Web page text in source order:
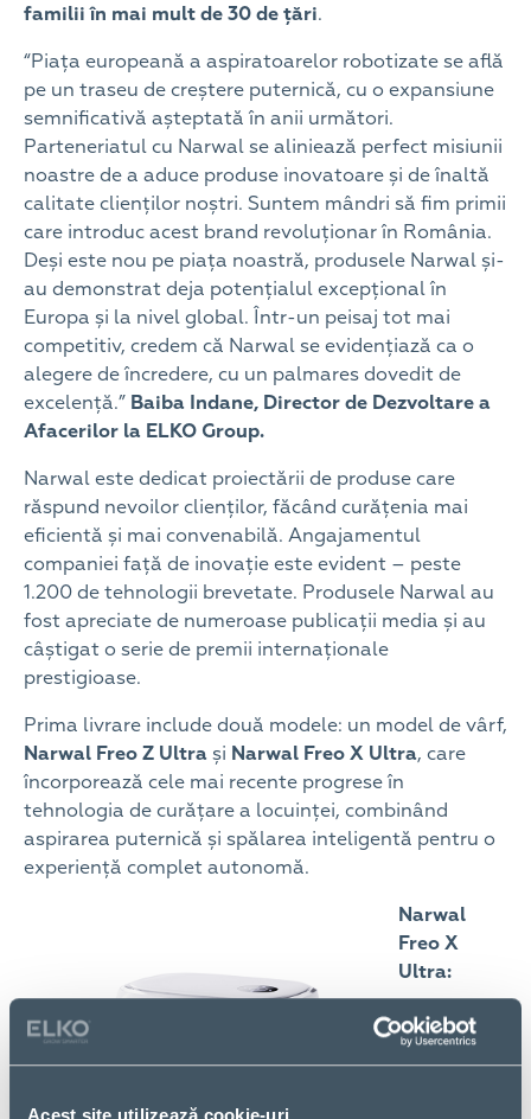
Acest site utilizează cookie-uri
familii în mai mult de 30 de țări.
“Piața europeană a aspiratoarelor robotizate se află
pe un traseu de creștere puternică, cu o expansiune
semnificativă așteptată în anii următori.
Parteneriatul cu Narwal se aliniează perfect misiunii
noastre de a aduce produse inovatoare și de înaltă
calitate clienților noștri. Suntem mândri să fim primii
care introduc acest brand revoluționar în România.
Deși este nou pe piața noastră, produsele Narwal și-
au demonstrat deja potențialul excepțional în
Europa și la nivel global. Într-un peisaj tot mai
competitiv, credem că Narwal se evidențiază ca o
alegere de încredere, cu un palmares dovedit de
excelență.” Baiba Indane, Director de Dezvoltare a
Afacerilor la ELKO Group.
Narwal este dedicat proiectării de produse care
răspund nevoilor clienților, făcând curățenia mai
eficientă și mai convenabilă. Angajamentul
companiei față de inovație este evident – peste
1.200 de tehnologii brevetate. Produsele Narwal au
fost apreciate de numeroase publicații media și au
câștigat o serie de premii internaționale
prestigioase.
Prima livrare include două modele: un model de vârf,
Narwal Freo Z Ultra și Narwal Freo X Ultra, care
încorporează cele mai recente progrese în
tehnologia de curățare a locuinței, combinând
aspirarea puternică și spălarea inteligentă pentru o
experiență complet autonomă.
Narwal
Freo X
Ultra:
Un
aspirator